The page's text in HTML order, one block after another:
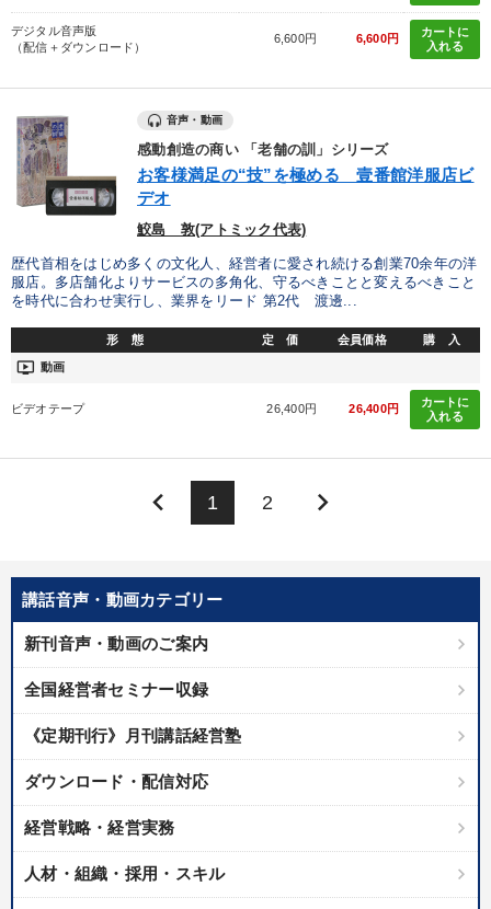
講話音声・動画カテゴリー
新刊音声・動画のご案内
全国経営者セミナー収録
《定期刊行》月刊講話経営塾
ダウンロード・配信対応
経営戦略・経営実務
人材・組織・採用・スキル
デジタル音声版
（配信＋ダウンロード）
6,600円 6,600円
カートに
入れる
音声・動画
感動創造の商い 「老舗の訓」シリーズ
お客様満足の“技”を極める 壹番館洋服店ビ
デオ
鮫島 敦(アトミック代表)
歴代首相をはじめ多くの文化人、経営者に愛され続ける創業70余年の洋
服店。多店舗化よりサービスの多角化、守るべきことと変えるべきこと
を時代に合わせ実行し、業界をリード 第2代 渡邊...
形 態 定 価 会員価格 購 入
ondemand_video 動画
ビデオテープ 26,400円 26,400円
カートに
入れる
keyboard_arrow_left 1 2 keyboard_arrow_right